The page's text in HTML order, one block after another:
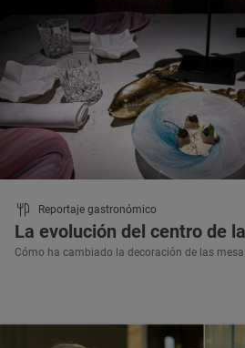
Reportaje gastronómico
La evolución del centro de
Cómo ha cambiado la decoración de las